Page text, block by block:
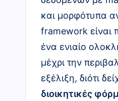
και μορφότυπα
framework είναι
ένα ενιαίο
μέχρι την
εξέλιξη, διότι
διοικητικές